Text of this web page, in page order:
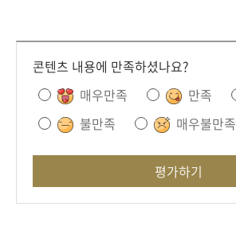
콘텐츠 내용에 만족하셨나요?
매우만족
만족
불만족
매우불만족
평가하기